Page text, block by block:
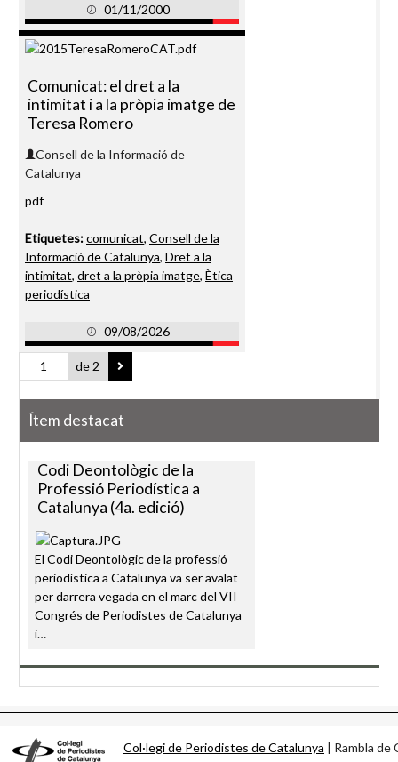
01/11/2000
Comunicat: el dret a la
intimitat i a la pròpia imatge de
Teresa Romero
Consell de la Informació de
Catalunya
pdf
Etiquetes:comunicat, Consell de la
Informació de Catalunya, Dret a la
intimitat, dret a la pròpia imatge, Ètica
periodística
09/08/2026
de 2
Ítem destacat
Codi Deontològic de la
Professió Periodística a
Catalunya (4a. edició)
El Codi Deontològic de la professió
periodística a Catalunya va ser avalat
per darrera vegada en el marc del VII
Congrés de Periodistes de Catalunya
i…
Col·legi de Periodistes de Catalunya | Rambla